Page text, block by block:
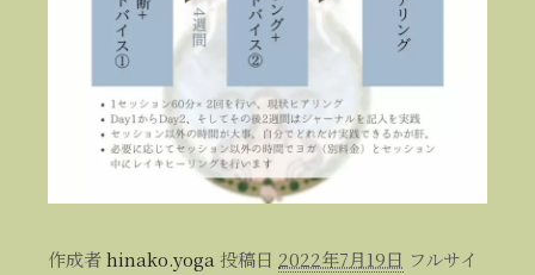
作成者hinako.yoga 投稿日 2022年7月19日 フルサイ